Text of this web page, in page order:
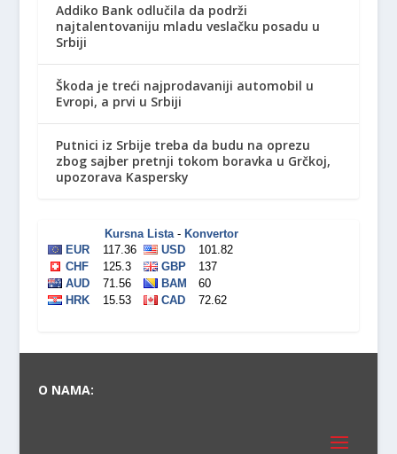
Addiko Bank odlučila da podrži
najtalentovaniju mladu veslačku posadu u
Srbiji
Škoda je treći najprodavaniji automobil u
Evropi, a prvi u Srbiji
Putnici iz Srbije treba da budu na oprezu
zbog sajber pretnji tokom boravka u Grčkoj,
upozorava Kaspersky
O NAMA: